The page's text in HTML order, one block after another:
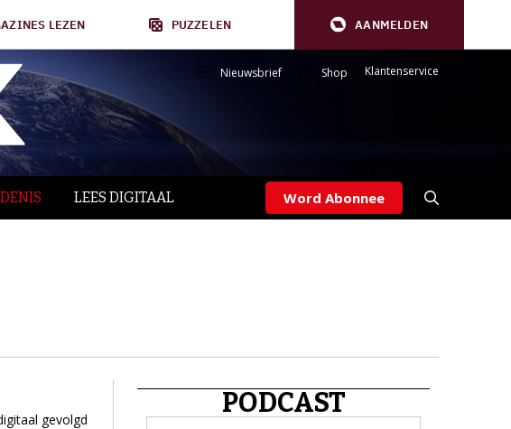
LEZEN PUZZELEN AANMELDEN
Nieuwsbrief Shop Klantenservice
LEES DIGITAAL Word Abonnee
gevolgd
PODCAST